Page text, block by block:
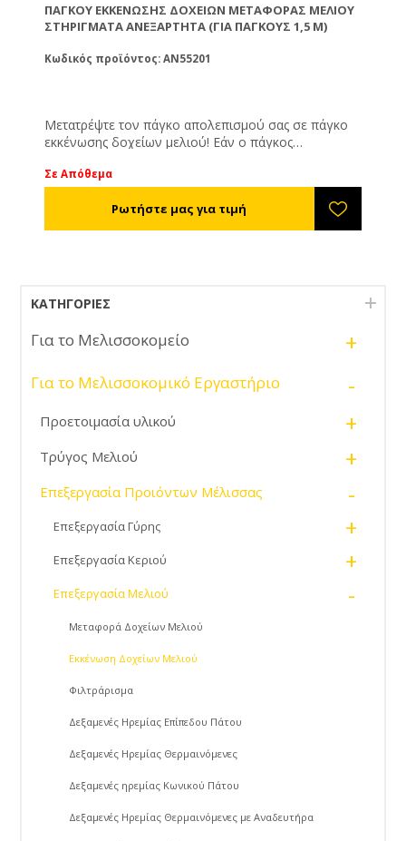
ΠΆΓΚΟΥ ΕΚΚΈΝΩΣΗΣ ΔΟΧΕΊΩΝ ΜΕΤΑΦΟΡΆΣ ΜΕΛΙΟΎ
ΣΤΗΡΙΓΜΑΤΑ ΑΝΕΞΆΡΤΗΤΑ (ΓΙΑ ΠΆΓΚΟΥΣ 1,5 M)
Κωδικός προϊόντος: AN55201
Μετατρέψτε τον πάγκο απολεπισμού σας σε πάγκο
εκκένωσης δοχείων μελιού! Εάν ο πάγκος
πρέπει να μας δώσετε τις ακριβής διαστάσεις του.
Σε Απόθεμα
ΚΑΤΗΓΟΡΊΕΣ
Για το Μελισσοκομείο +
Για το Μελισσοκομικό Εργαστήριο -
Προετοιμασία υλικού +
Τρύγος Μελιού +
Επεξεργασία Προιόντων Μέλισσας -
Επεξεργασία Γύρης +
Επεξεργασία Κεριού +
Επεξεργασία Μελιού -
Μεταφορά Δοχείων Μελιού
Εκκένωση Δοχείων Μελιού
Φιλτράρισμα
Δεξαμενές Ηρεμίας Επίπεδου Πάτου
Δεξαμενές Ηρεμίας Θερμαινόμενες
Δεξαμενές ηρεμίας Κωνικού Πάτου
Δεξαμενές Ηρεμίας Θερμαινόμενες με Αναδευτήρα